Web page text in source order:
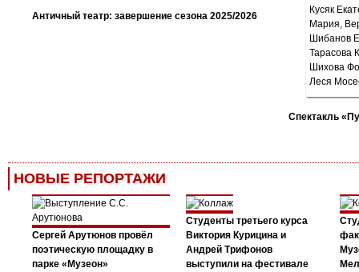
Античный театр: завершение сезона 2025/2026
Спектакль
НОВЫЕ РЕПОРТАЖИ
Сергей Арутюнов провёл
поэтическую площадку в
парке «Музеон»
Студенты третьего курса
Виктория Курицина и
Андрей Трифонов
выступили на фестивале